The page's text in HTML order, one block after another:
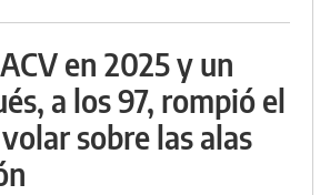
en 2025 y un
a los 97, rompió el
sobre las alas